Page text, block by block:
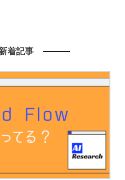
着記事